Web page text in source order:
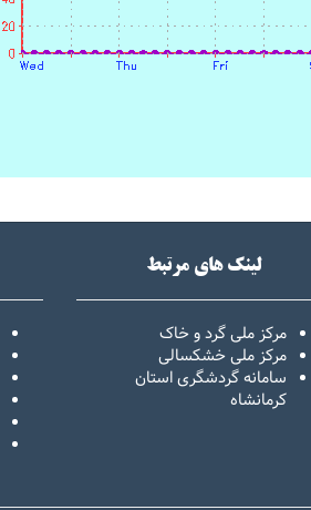
لینک های مرتبط
مرکز ملی گرد و خاک
مرکز ملی خشکسالی
سامانه گردشگری استان
کرمانشاه